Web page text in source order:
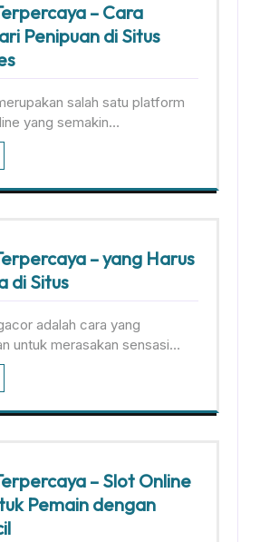
– Cara
Penipuan di Situs
salah satu platform
yang semakin…
– yang Harus
di Situs
adalah cara yang
untuk merasakan sensasi…
– Slot Online
Pemain dengan